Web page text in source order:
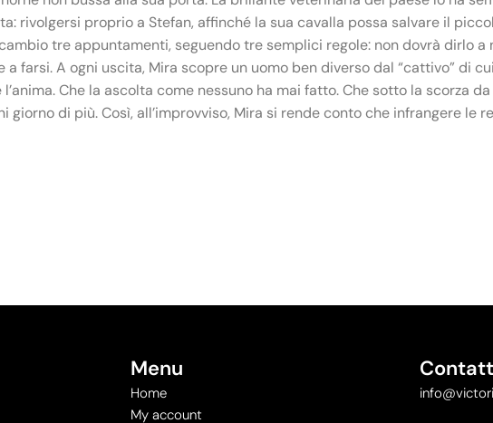
rivolgersi proprio a Stefan, affinché la sua cavalla possa salvare il
tre appuntamenti, seguendo tre semplici regole: non dovrà dirlo
farsi. A ogni uscita, Mira scopre un uomo ben diverso dal “cattivo” di
Che la ascolta come nessuno ha mai fatto. Che sotto la scorza
giorno di più. Così, all’improvviso, Mira si rende conto che infrangere le
Menu
Home
My account